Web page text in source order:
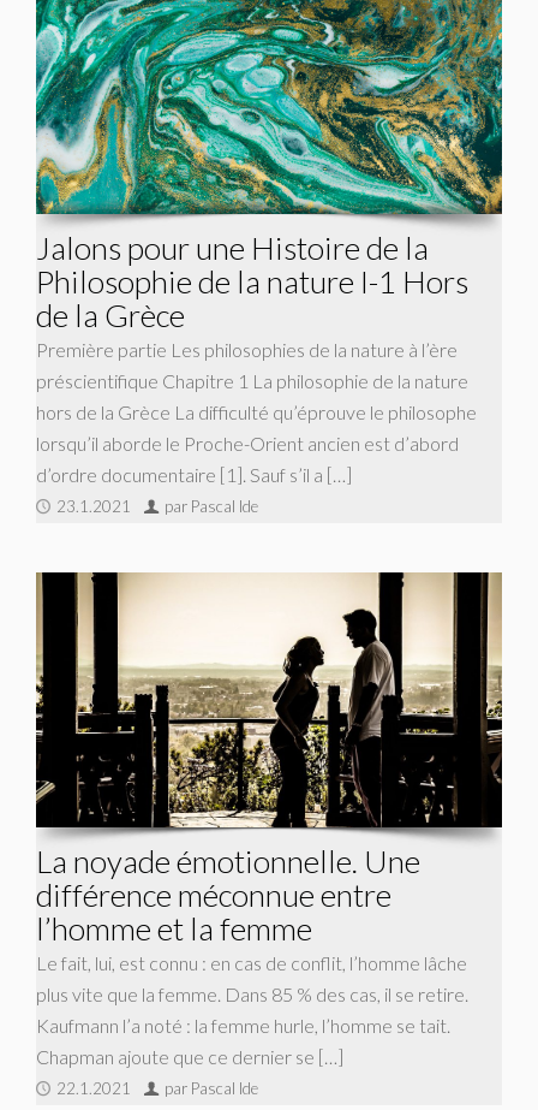
Jalons pour une Histoire de la
Philosophie de la nature I-1 Hors
de la Grèce
Première partie Les philosophies de la nature à l’ère
préscientifique Chapitre 1 La philosophie de la nature
hors de la Grèce La difficulté qu’éprouve le philosophe
lorsqu’il aborde le Proche-Orient ancien est d’abord
d’ordre documentaire [1]. Sauf s’il a […]
23.1.2021 par Pascal Ide
La noyade émotionnelle. Une
différence méconnue entre
l’homme et la femme
Le fait, lui, est connu : en cas de conflit, l’homme lâche
plus vite que la femme. Dans 85 % des cas, il se retire.
Kaufmann l’a noté : la femme hurle, l’homme se tait.
Chapman ajoute que ce dernier se […]
22.1.2021 par Pascal Ide